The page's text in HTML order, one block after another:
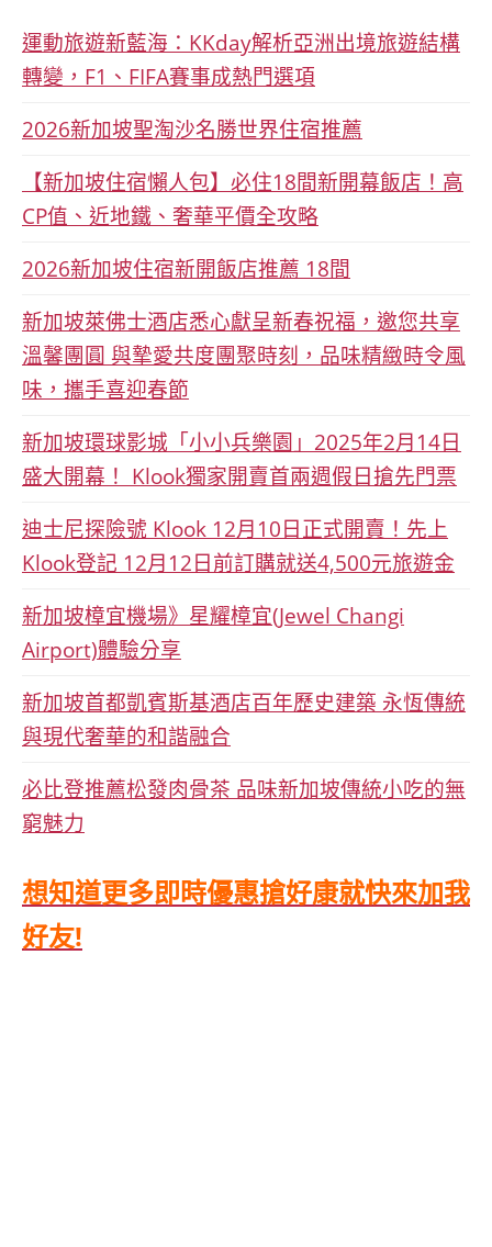
運動旅遊新藍海：KKday解析亞洲出境旅遊結構
轉變，F1、FIFA賽事成熱門選項
2026新加坡聖淘沙名勝世界住宿推薦
【新加坡住宿懶人包】必住18間新開幕飯店！高
CP值、近地鐵、奢華平價全攻略
2026新加坡住宿新開飯店推薦 18間
新加坡萊佛士酒店悉心獻呈新春祝福，邀您共享
溫馨團圓 與摯愛共度團聚時刻，品味精緻時令風
味，攜手喜迎春節
新加坡環球影城「小小兵樂園」2025年2月14日
盛大開幕！ Klook獨家開賣首兩週假日搶先門票
迪士尼探險號 Klook 12月10日正式開賣！先上
Klook登記 12月12日前訂購就送4,500元旅遊金
新加坡樟宜機場》星耀樟宜(Jewel Changi
Airport)體驗分享
新加坡首都凱賓斯基酒店百年歷史建築 永恆傳統
與現代奢華的和諧融合
必比登推薦松發肉骨茶 品味新加坡傳統小吃的無
窮魅力
想知道更多即時優惠搶好康就快來加我
好友!